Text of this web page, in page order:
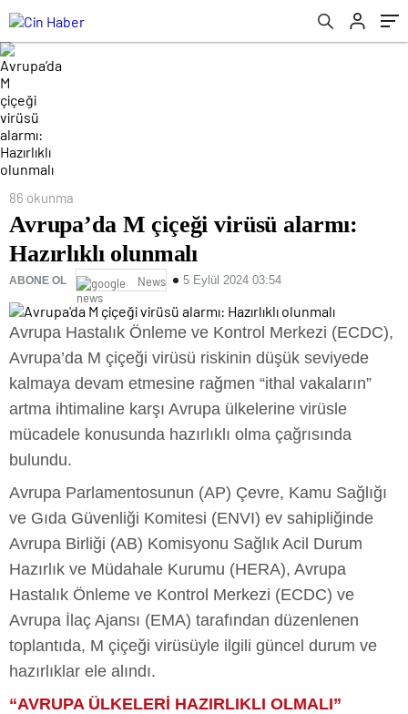
86 okunma
Avrupa’da M çiçeği virüsü alarmı:
Hazırlıklı olunmalı
ABONE OL News 5 Eylül 2024 03:54
Avrupa Hastalık Önleme ve Kontrol Merkezi (ECDC),
Avrupa’da M çiçeği virüsü riskinin düşük seviyede
kalmaya devam etmesine rağmen “ithal vakaların”
artma ihtimaline karşı Avrupa ülkelerine virüsle
mücadele konusunda hazırlıklı olma çağrısında
bulundu.
Avrupa Parlamentosunun (AP) Çevre, Kamu Sağlığı
ve Gıda Güvenliği Komitesi (ENVI) ev sahipliğinde
Avrupa Birliği (AB) Komisyonu Sağlık Acil Durum
Hazırlık ve Müdahale Kurumu (HERA), Avrupa
Hastalık Önleme ve Kontrol Merkezi (ECDC) ve
Avrupa İlaç Ajansı (EMA) tarafından düzenlenen
toplantıda, M çiçeği virüsüyle ilgili güncel durum ve
hazırlıklar ele alındı.
“AVRUPA ÜLKELERİ HAZIRLIKLI OLMALI”